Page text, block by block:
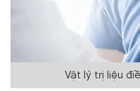
Vật lý trị liệu